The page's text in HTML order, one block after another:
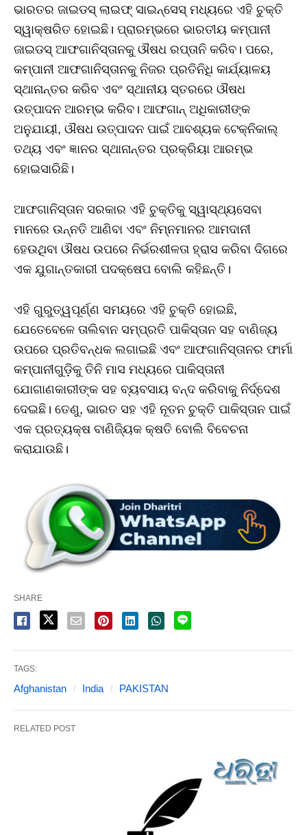
ଭାରତର ଜାଇଡସ୍ ଲାଇଫ୍ ସାଇନ୍ସେସ୍ ମଧ୍ୟରେ ଏହି ଚୁକ୍ତି
ସ୍ୱାକ୍ଷରିତ ହୋଇଛି। ପ୍ରାରମ୍ଭରେ ଭାରତୀୟ କମ୍ପାନୀ
ଜାଇଡସ୍ ଆଫଗାନିସ୍ତାନକୁ ଔଷଧ ରପ୍ତାନି କରିବ। ପରେ,
କମ୍ପାନୀ ଆଫଗାନିସ୍ତାନକୁ ନିଜର ପ୍ରତିନିଧି କାର୍ଯ୍ୟାଳୟ
ସ୍ଥାନାନ୍ତର କରିବ ଏବଂ ସ୍ଥାନୀୟ ସ୍ତରରେ ଔଷଧ
ଉତ୍ପାଦନ ଆରମ୍ଭ କରିବ। ଆଫଗାନ୍ ଅଧିକାରୀଙ୍କ
ଅନୁଯାୟୀ, ଔଷଧ ଉତ୍ପାଦନ ପାଇଁ ଆବଶ୍ୟକ ଟେକ୍ନିକାଲ୍
ତଥ୍ୟ ଏବଂ ଜ୍ଞାନର ସ୍ଥାନାନ୍ତର ପ୍ରକ୍ରିୟା ଆରମ୍ଭ
ହୋଇସାରିଛି।
ଆଫଗାନିସ୍ତାନ ସରକାର ଏହି ଚୁକ୍ତିକୁ ସ୍ୱାସ୍ଥ୍ୟସେବା
ମାନରେ ଉନ୍ନତି ଆଣିବା ଏବଂ ନିମ୍ନମାନର ଆମଦାନୀ
ହେଉଥିବା ଔଷଧ ଉପରେ ନିର୍ଭରଶୀଳତା ହ୍ରାସ କରିବା ଦିଗରେ
ଏକ ଯୁଗାନ୍ତକାରୀ ପଦକ୍ଷେପ ବୋଲି କହିଛନ୍ତି।
ଏହି ଗୁରୁତ୍ୱପୂର୍ଣ୍ଣ ସମୟରେ ଏହି ଚୁକ୍ତି ହୋଇଛି,
ଯେତେବେଳେ ତାଲିବାନ ସମ୍ପ୍ରତି ପାକିସ୍ତାନ ସହ ବାଣିଜ୍ୟ
ଉପରେ ପ୍ରତିବନ୍ଧକ ଲଗାଇଛି ଏବଂ ଆଫଗାନିସ୍ତାନର ଫାର୍ମା
କମ୍ପାନୀଗୁଡ଼ିକୁ ତିନି ମାସ ମଧ୍ୟରେ ପାକିସ୍ତାନୀ
ଯୋଗାଣକାରୀଙ୍କ ସହ ବ୍ୟବସାୟ ବନ୍ଦ କରିବାକୁ ନିର୍ଦ୍ଦେଶ
ଦେଇଛି। ତେଣୁ, ଭାରତ ସହ ଏହି ନୂତନ ଚୁକ୍ତି ପାକିସ୍ତାନ ପାଇଁ
ଏକ ପ୍ରତ୍ୟକ୍ଷ ବାଣିଜ୍ୟିକ କ୍ଷତି ବୋଲି ବିବେଚନା
କରାଯାଉଛି।
SHARE
TAGS:
Afghanistan India PAKISTAN
RELATED POST